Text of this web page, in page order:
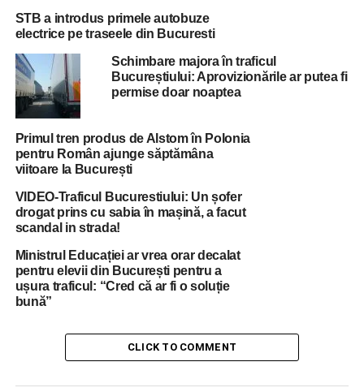
traseul de ducere.
ADVERTISEMENT
Linia 202 va funcţiona de la terminalul „Cora Pantelimon”
pe Şoseaua Dudesti-Pantelimon, Şoseaua Gării Căţelu,
Şoseaua Pantelimon, Şoseaua Vergului,
Şoseaua Morarilor, Bulevardul Basarabia, Bulevardul
Nicolae Grigorescu, Strada Constantin Brâncuşi, Strada
Lucreţiu Pătrăşcanu, cu întoarcere pe Şoseaua Morarilor,
Şoseaua Vergului, Şoseaua Pantelimon, terminalul „Cora
Pantelimon”.
De asemenea, linia de autobuze 227 va fi prelungită până
la „Cartier Confort Urban”. Autobuzele vor circula între
„Depoul Alexandria” şi intersecţia Strada Pucheni/Strada
Teodor Mazilu, apoi pe un traseu modificat pe Strada
Urban”, cu întoarcere pe Şoseaua Sălaj, Strada Munţii
Pe traseul prelungit, autobuzele vor opri în noile staţii
STB a introdus primele autobuze
electrice pe traseele din Bucuresti
Schimbare majora în traficul
Bucureștiului: Aprovizionările ar putea fi
permise doar noaptea
Primul tren produs de Alstom în Polonia
pentru Român ajunge săptămâna
viitoare la București
VIDEO-Traficul Bucurestiului: Un șofer
drogat prins cu sabia în mașină, a facut
scandal in strada!
Ministrul Educației ar vrea orar decalat
pentru elevii din București pentru a
ușura traficul: “Cred că ar fi o soluție
bună”
CLICK TO COMMENT